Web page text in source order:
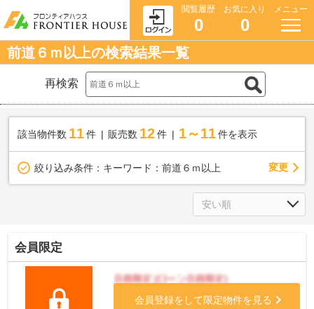
閲覧履歴
0
お気に入り
0
メニュー
前道６ｍ以上の検索結果一覧
再検索
該当物件数 11件 販売数 12 件 1～11 件を表示
絞り込み条件： キーワード：前道６ｍ以上 変更
会員限定
会員登録をして限定物件を見る